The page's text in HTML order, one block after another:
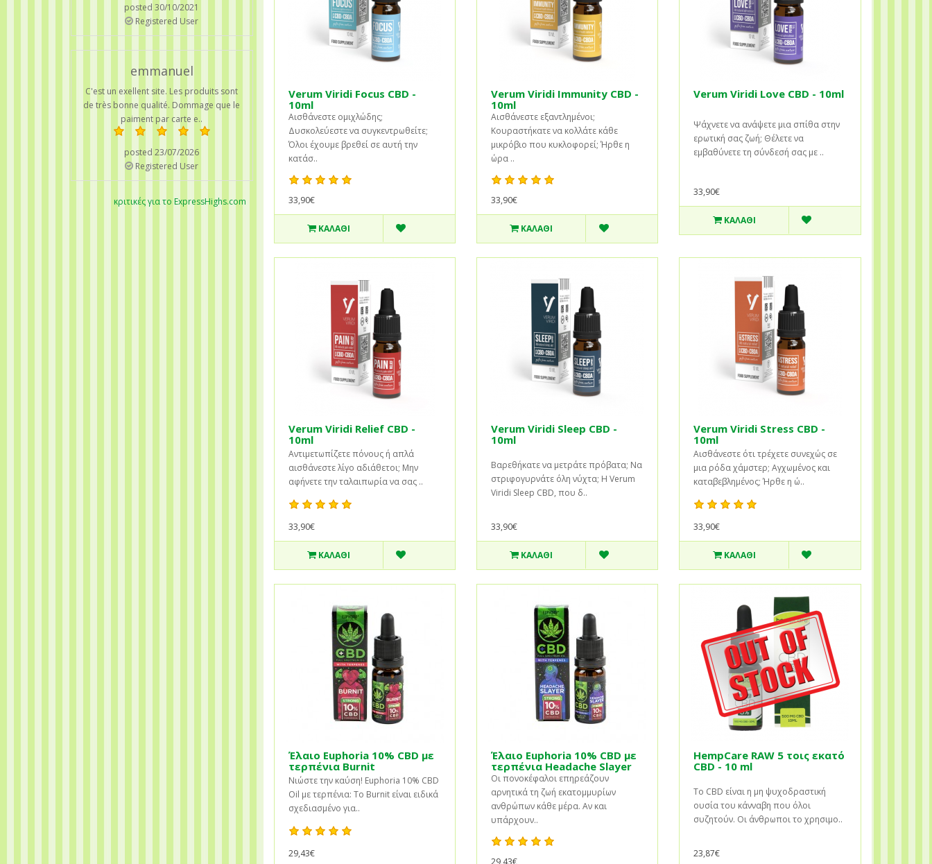
posted 30/10/2021
Registered User
emmanuel
C'est un exellent site. Les produits sont
de très bonne qualité. Dommage que le
paiment par carte e..
posted 23/07/2026
Registered User
κριτικές για το ExpressHighs.com
Verum Viridi Focus CBD -
10ml
Αισθάνεστε ομιχλώδης;
Δυσκολεύεστε να συγκεντρωθείτε;
Όλοι έχουμε βρεθεί σε αυτή την
κατάσ..
33,90€
ΚΑΛΆΘΙ
Verum Viridi Immunity CBD -
10ml
Αισθάνεστε εξαντλημένοι;
Κουραστήκατε να κολλάτε κάθε
μικρόβιο που κυκλοφορεί; Ήρθε η
ώρα ..
33,90€
ΚΑΛΆΘΙ
Verum Viridi Love CBD - 10ml
Ψάχνετε να ανάψετε μια σπίθα στην
ερωτική σας ζωή; Θέλετε να
εμβαθύνετε τη σύνδεσή σας με ..
33,90€
ΚΑΛΆΘΙ
Verum Viridi Relief CBD -
10ml
Αντιμετωπίζετε πόνους ή απλά
αισθάνεστε λίγο αδιάθετοι; Μην
αφήνετε την ταλαιπωρία να σας ..
33,90€
ΚΑΛΆΘΙ
Verum Viridi Sleep CBD -
10ml
Βαρεθήκατε να μετράτε πρόβατα; Να
στριφογυρνάτε όλη νύχτα; Η Verum
Viridi Sleep CBD, που δ..
33,90€
ΚΑΛΆΘΙ
Verum Viridi Stress CBD -
10ml
Αισθάνεστε ότι τρέχετε συνεχώς σε
μια ρόδα χάμστερ; Αγχωμένος και
καταβεβλημένος; Ήρθε η ώ..
33,90€
ΚΑΛΆΘΙ
Έλαιο Euphoria 10% CBD με
τερπένια Burnit
Νιώστε την καύση! Euphoria 10% CBD
Oil με τερπένια: Το Burnit είναι ειδικά
σχεδιασμένο για..
29,43€
Έλαιο Euphoria 10% CBD με
τερπένια Headache Slayer
Οι πονοκέφαλοι επηρεάζουν
αρνητικά τη ζωή εκατομμυρίων
ανθρώπων κάθε μέρα. Αν και
υπάρχουν..
29,43€
HempCare RAW 5 τοις εκατό
CBD - 10 ml
Το CBD είναι η μη ψυχοδραστική
ουσία του κάνναβη που όλοι
συζητούν. Οι άνθρωποι το χρησιμο..
23,87€